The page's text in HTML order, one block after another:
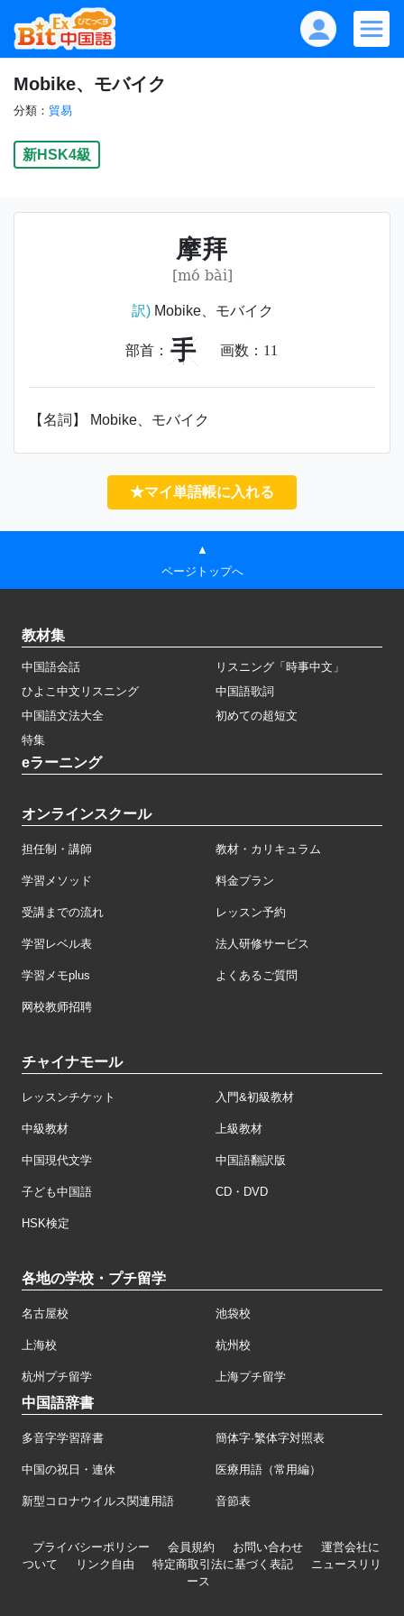
Mobike、モバイク
分類： 貿易
新HSK4級
摩拜
[mó bài]
訳)Mobike、モバイク
部首： 手 画数： 11
【名詞】 Mobike、モバイク
★マイ単語帳に入れる
▲
ページトップへ
教材集
中国語会話
リスニング「時事中文」
ひよこ中文リスニング
中国語歌詞
中国語文法大全
初めての超短文
特集
eラーニング
オンラインスクール
担任制・講師 教材・カリキュラム
学習メソッド 料金プラン
受講までの流れ レッスン予約
学習レベル表 法人研修サービス
学習メモplus よくあるご質問
网校教师招聘
チャイナモール
レッスンチケット 入門&初級教材
中級教材 上級教材
中国現代文学 中国語翻訳版
子ども中国語 CD・DVD
HSK検定
各地の学校・プチ留学
名古屋校 池袋校
上海校 杭州校
杭州プチ留学 上海プチ留学
中国語辞書
多音字学習辞書 簡体字·繁体字対照表
中国の祝日・連休 医療用語（常用編）
新型コロナウイルス関連用語 音節表
プライバシーポリシー 会員規約 お問い合わせ
運営会社に
ついて
リンク自由 特定商取引法に基づく表記
ニュースリリ
ース